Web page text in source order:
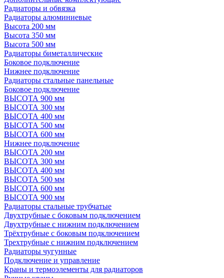
Радиаторы и обвязка
Радиаторы алюминиевые
Высота 200 мм
Высота 350 мм
Высота 500 мм
Радиаторы биметаллические
Боковое подключение
Нижнее подключение
Радиаторы стальные панельные
Боковое подключение
ВЫСОТА 900 мм
ВЫСОТА 300 мм
ВЫСОТА 400 мм
ВЫСОТА 500 мм
ВЫСОТА 600 мм
Нижнее подключение
ВЫСОТА 200 мм
ВЫСОТА 300 мм
ВЫСОТА 400 мм
ВЫСОТА 500 мм
ВЫСОТА 600 мм
ВЫСОТА 900 мм
Радиаторы стальные трубчатые
Двухтрубные с боковым подключением
Двухтрубные с нижним подключением
Трёхтрубные с боковым подключением
Трехтрубные с нижним подключением
Радиаторы чугунные
Подключение и управление
Краны и термоэлементы для радиаторов